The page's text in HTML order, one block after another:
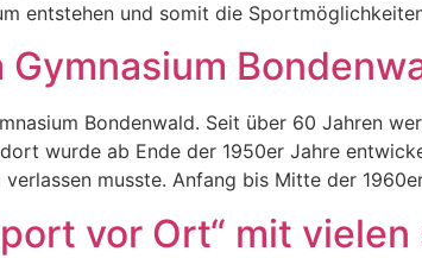
entstehen und somit die
Gymnasium
Bondenwald. Seit über 60 Jahren
wurde ab Ende der 1950er Jahre
verlassen musste. Anfang bis Mitte der
vor Ort“ mit